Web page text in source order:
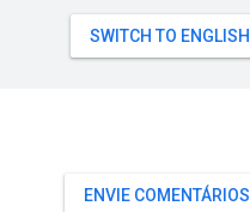
ENVIE COMENTÁRIOS